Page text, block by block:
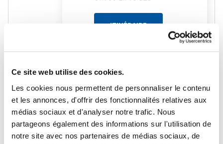
Ce site web utilise des cookies.
Les cookies nous permettent de personnaliser le contenu
et les annonces, d'offrir des fonctionnalités relatives aux
médias sociaux et d'analyser notre trafic. Nous
partageons également des informations sur l'utilisation de
notre site avec nos partenaires de médias sociaux, de
ITINÉRAIRE
Se connecter